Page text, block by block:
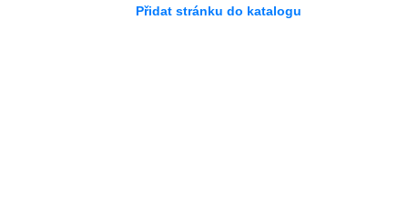
Přidat stránku do katalogu